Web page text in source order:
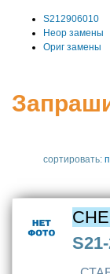
S212906010
Неор замены
Ориг замены
сортировать: